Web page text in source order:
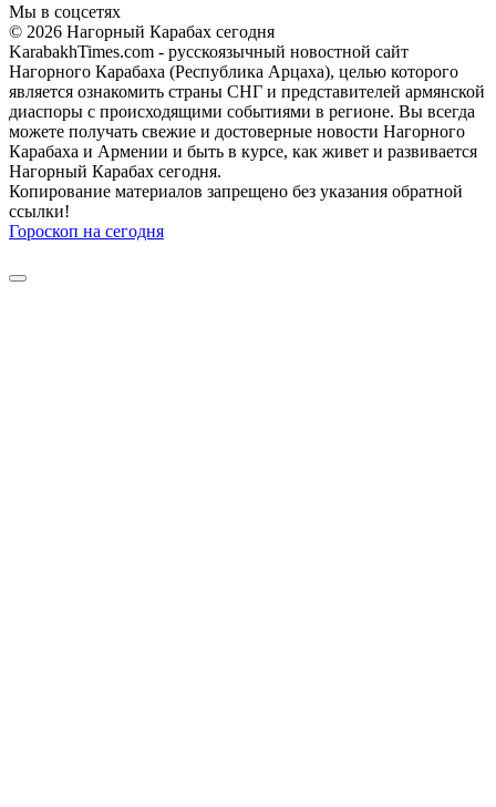
Мы в соцсетях
© 2026 Нагорный Карабах сегодня
KarabakhTimes.com - русскоязычный новостной сайт
Нагорного Карабаха (Республика Арцаха), целью которого
является ознакомить страны СНГ и представителей армянской
диаспоры с происходящими событиями в регионе. Вы всегда
можете получать свежие и достоверные новости Нагорного
Карабаха и Армении и быть в курсе, как живет и развивается
Нагорный Карабах сегодня.
Копирование материалов запрещено без указания обратной
ссылки!
Гороскоп на сегодня